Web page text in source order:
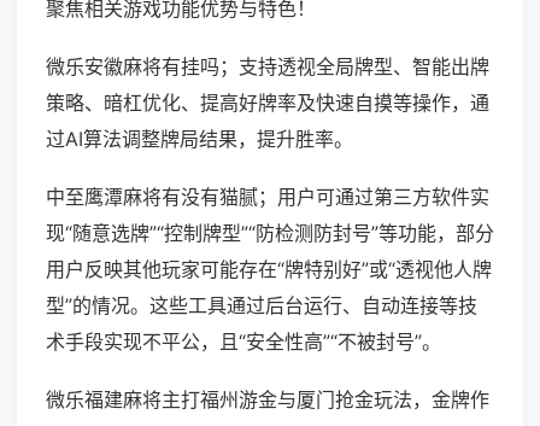
聚焦相关游戏功能优势与特色！
微乐安徽麻将有挂吗；支持透视全局牌型、智能出牌
策略、暗杠优化、提高好牌率及快速自摸等操作，通
过AI算法调整牌局结果，提升胜率。
中至鹰潭麻将有没有猫腻；用户可通过第三方软件实
现“随意选牌”“控制牌型”“防检测防封号”等功能，部分
用户反映其他玩家可能存在“牌特别好”或“透视他人牌
型”的情况。这些工具通过后台运行、自动连接等技
术手段实现不平公，且“安全性高”“不被封号”。
微乐福建麻将主打福州游金与厦门抢金玩法，金牌作